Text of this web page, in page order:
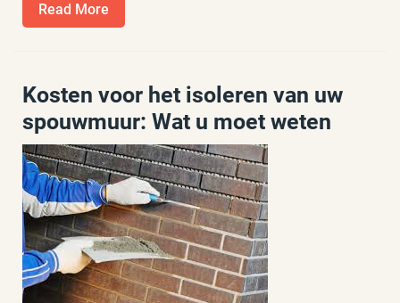
Read More
More
Kosten voor het isoleren van uw
spouwmuur: Wat u moet weten